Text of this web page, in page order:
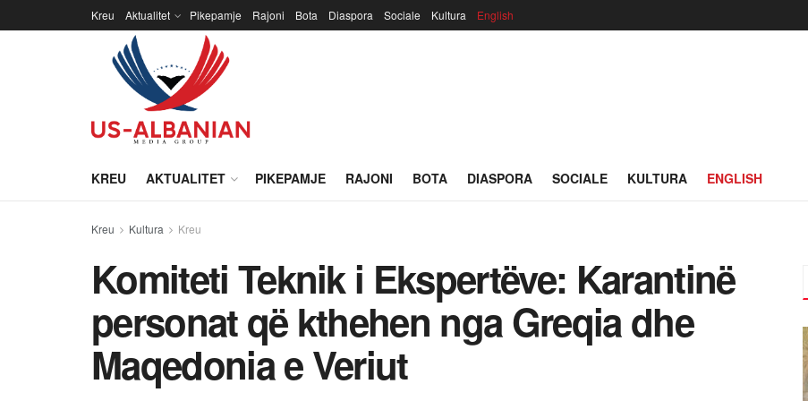
Kreu Aktualitet Pikepamje Rajoni Bota Diaspora Sociale Kultura English
KREU AKTUALITET PIKEPAMJE RAJONI BOTA DIASPORA SOCIALE KULTURA ENGLISH
Kreu Kultura Kreu
Komiteti Teknik i Ekspertëve: Karantinë
personat që kthehen nga Greqia dhe
Maqedonia e Veriut